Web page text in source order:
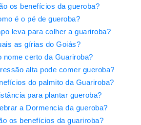
os benefícios da gueroba?
é o pé de gueroba?
leva para colher a guariroba?
as gírias do Goiás?
nome certo da Guariroba?
alta pode comer gueroba?
do palmito da Guariroba?
para plantar gueroba?
a Dormencia da gueroba?
os benefícios da guariroba?